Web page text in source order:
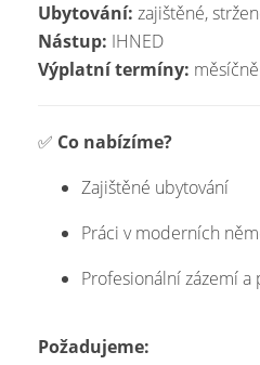
Ubytování: zajištěné,
Nástup: IHNED
Výplatní termíny: měsíčně
✅ Co nabízíme?
Zajištěné ubytování
Práci v moderních
Profesionální zázemí
Požadujeme: